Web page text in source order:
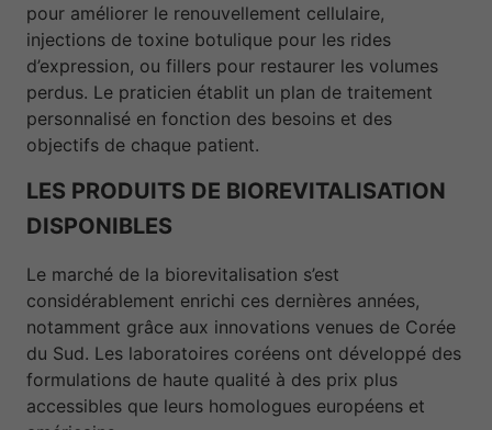
pour améliorer le renouvellement cellulaire,
injections de toxine botulique pour les rides
d’expression, ou fillers pour restaurer les volumes
perdus. Le praticien établit un plan de traitement
personnalisé en fonction des besoins et des
objectifs de chaque patient.
LES PRODUITS DE BIOREVITALISATION
DISPONIBLES
Le marché de la biorevitalisation s’est
considérablement enrichi ces dernières années,
notamment grâce aux innovations venues de Corée
du Sud. Les laboratoires coréens ont développé des
formulations de haute qualité à des prix plus
accessibles que leurs homologues européens et